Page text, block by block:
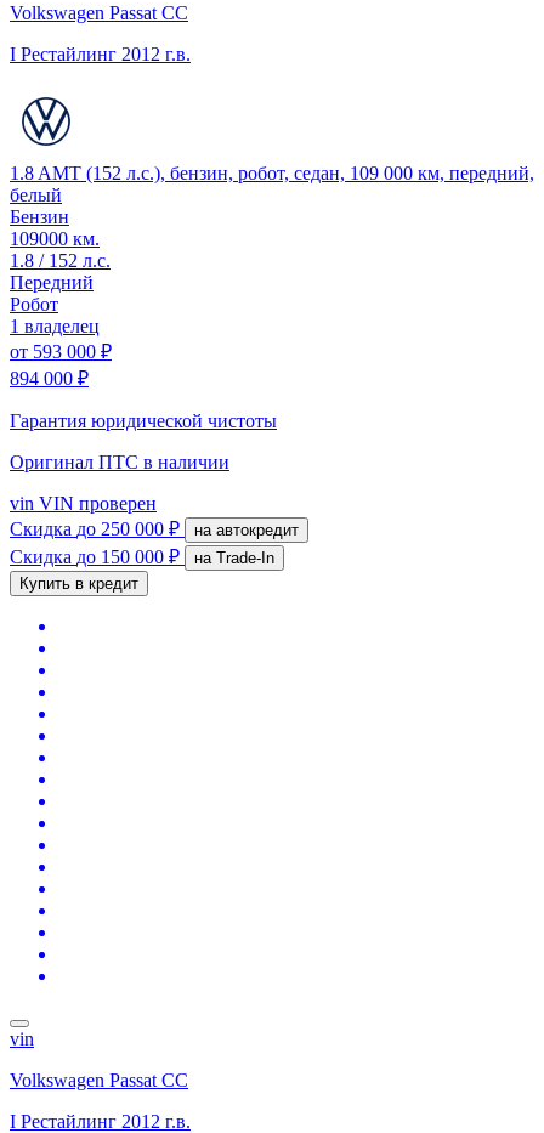
Volkswagen Passat CC
I Рестайлинг 2012 г.в.
1.8 AMT (152 л.с.), бензин, робот, седан, 109 000 км, передний,
белый
Бензин
109000 км.
1.8 / 152 л.с.
Передний
Робот
1 владелец
от 593 000 ₽
894 000 ₽
Гарантия юридической чистоты
Оригинал ПТС в наличии
vin VIN проверен
Скидка до 250 000 ₽ на автокредит
Скидка до 150 000 ₽
на Trade-In
Купить в кредит
vin
Volkswagen Passat CC
I Рестайлинг 2012 г.в.